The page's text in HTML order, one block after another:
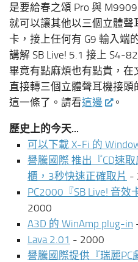
是要給春之頌 Pro 與
就可以讓其他以三個立體聲
卡，接上任何有 G9 輸入端
講解 SB Live! 5.1 接上 S4-
畢竟有點麻煩也有點貴，在
直接轉三個立體聲耳機接
這一條了。請看這邊 。
歷史上的今天...
可以下載 X-Fi 的
譽騰國際 推出『CD速
櫃，3秒快速正確取片 -
PC2000『SB Live! 音
2000
A3D 的 WinAmp plug-in
Lava 2.01 - 2000
譽騰國際提供『瑞麗PC